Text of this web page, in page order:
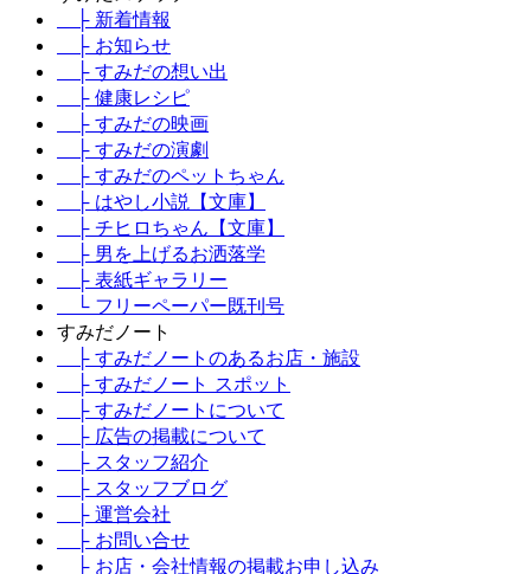
├ 新着情報
├ お知らせ
├ すみだの想い出
├ 健康レシピ
├ すみだの映画
├ すみだの演劇
├ すみだのペットちゃん
├ はやし小説【文庫】
├ チヒロちゃん【文庫】
├ 男を上げるお洒落学
├ 表紙ギャラリー
└ フリーペーパー既刊号
すみだノート
├ すみだノートのあるお店・施設
├ すみだノート スポット
├ すみだノートについて
├ 広告の掲載について
├ スタッフ紹介
├ スタッフブログ
├ 運営会社
├ お問い合せ
├ お店・会社情報の掲載お申し込み